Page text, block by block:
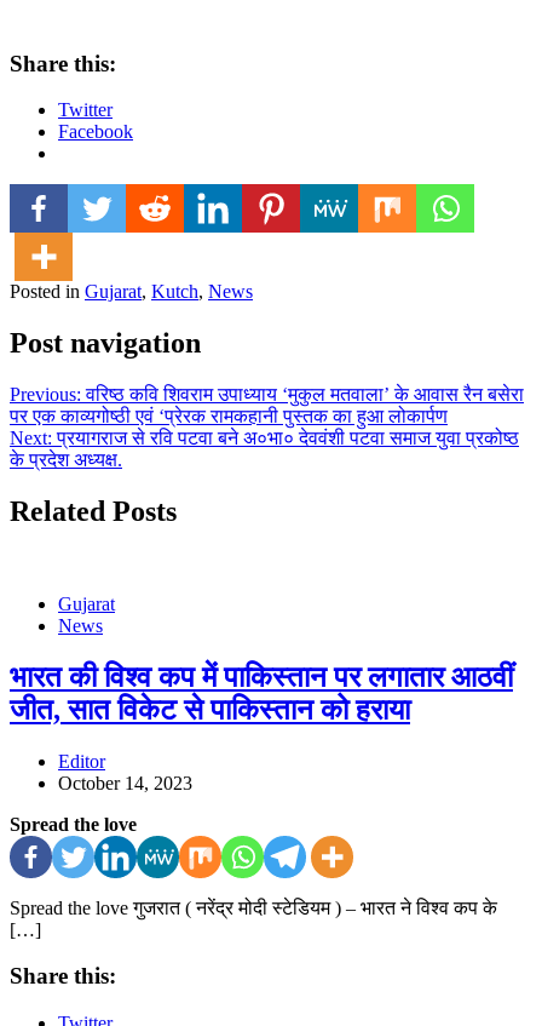
Share this:
Twitter
Facebook
Posted in Gujarat, Kutch, News
Post navigation
Previous: वरिष्ठ कवि शिवराम उपाध्याय ‘मुकुल मतवाला’ के आवास रैन बसेरा
पर एक काव्यगोष्ठी एवं ‘प्रेरक रामकहानी पुस्तक का हुआ लोकार्पण
Next: प्रयागराज से रवि पटवा बने अ०भा० देववंशी पटवा समाज युवा प्रकोष्ठ
के प्रदेश अध्यक्ष.
Related Posts
Gujarat
News
भारत की विश्व कप में पाकिस्तान पर लगातार आठवीं
जीत, सात विकेट से पाकिस्तान को हराया
Editor
October 14, 2023
Spread the love
Spread the love गुजरात ( नरेंद्र मोदी स्टेडियम ) – भारत ने विश्व कप के
[…]
Share this: